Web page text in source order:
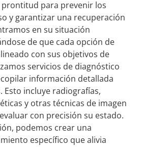
prontitud para prevenir los
y garantizar una recuperación
en su situación
de que cada opción de
con sus objetivos de
servicios de diagnóstico
información detallada
Esto incluye radiografías,
y otras técnicas de imagen
con precisión su estado.
podemos crear una
específico que alivia